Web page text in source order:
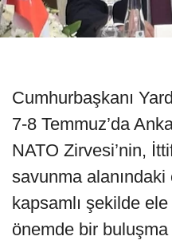
Cumhurbaşkanı
7-8 Temmuz’da
NATO Zirvesi’nin,
savunma alanındaki
kapsamlı şekilde ele
önemde bir buluşma